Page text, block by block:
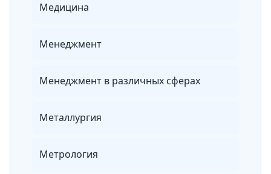
Медицина
Менеджмент
Менеджмент в различных сферах
Металлургия
Метрология